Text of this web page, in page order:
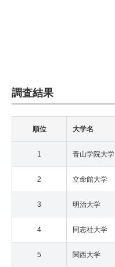
調査結果
順位 大学名
1 青山学院大学
2 立命館大学
3 明治大学
4 同志社大学
5 関西大学